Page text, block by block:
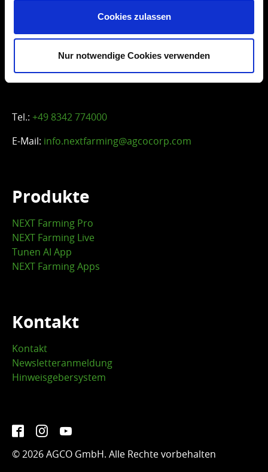
Cookies zulassen
Nur notwendige Cookies verwenden
ist eine Marke von:
Tel.: +49 8342 774000
E-Mail: info.nextfarming@agcocorp.com
Produkte
NEXT Farming Pro
NEXT Farming Live
Tunen AI App
NEXT Farming Apps
Kontakt
Kontakt
Newsletteranmeldung
Hinweisgebersystem
© 2026 AGCO GmbH. Alle Rechte vorbehalten